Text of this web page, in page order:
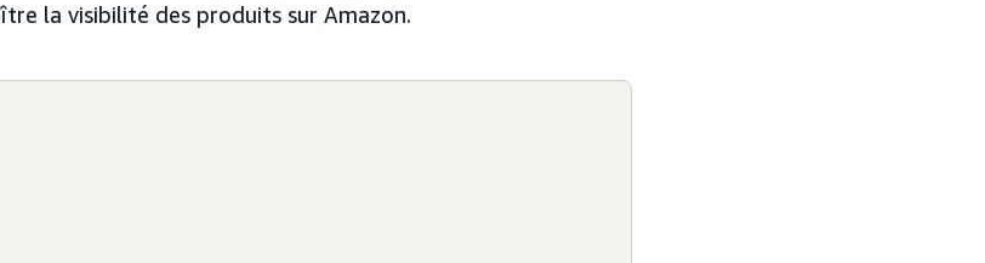
la visibilité des produits sur Amazon.